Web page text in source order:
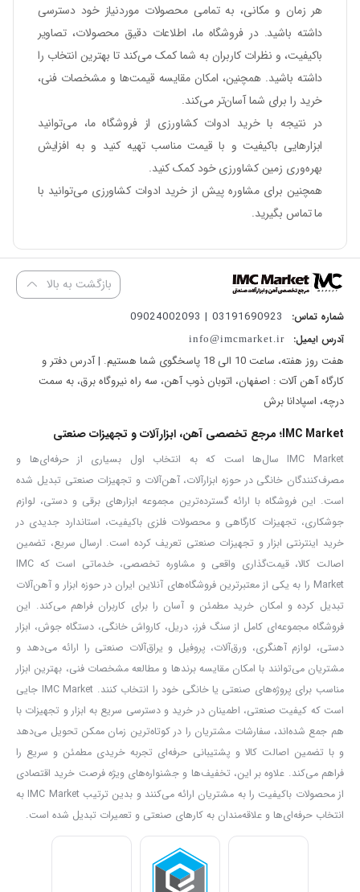
هر زمان و مکانی، به تمامی محصولات موردنیاز خود دسترسی
داشته باشید. در فروشگاه ما، اطلاعات دقیق محصولات، تصاویر
باکیفیت، و نظرات کاربران به شما کمک می‌کند تا بهترین انتخاب را
داشته باشید. همچنین، امکان مقایسه قیمت‌ها و مشخصات فنی،
خرید را برای شما آسان‌تر می‌کند.
در نتیجه باخرید ادوات کشاورزی از فروشگاه ما، می‌توانید
ابزارهایی باکیفیت و با قیمت مناسب تهیه کنید و به افزایش
بهره‌وری زمین کشاورزی خود کمک کنید.
همچنین برای مشاوره پیش از خرید ادوات کشاورزی می‌توانید با
ما تماس بگیرید.
بازگشت به بالا
شماره تماس: 03191690923 | 09024002093
آدرس ایمیل: info@imcmarket.ir
هفت روز هفته، ساعت 10 الی 18 پاسخگوی شما هستیم. | آدرس دفتر و
کارگاه آهن آلات : اصفهان، اتوبان ذوب آهن، سه راه نیروگاه برق، به سمت
درچه، اسپادانا برش
IMC Market؛ مرجع تخصصی آهن، ابزارآلات و تجهیزات صنعتی
IMC Market سال‌ها است که به انتخاب اول بسیاری از حرفه‌ای‌ها و
مصرف‌کنندگان خانگی در حوزه ابزارآلات، آهن‌آلات و تجهیزات صنعتی تبدیل شده
است. این فروشگاه با ارائه گسترده‌ترین مجموعه ابزارهای برقی و دستی، لوازم
جوشکاری، تجهیزات کارگاهی و محصولات فلزی باکیفیت، استاندارد جدیدی در
خرید اینترنتی ابزار و تجهیزات صنعتی تعریف کرده است. ارسال سریع، تضمین
اصالت کالا، قیمت‌گذاری واقعی و مشاوره تخصصی، خدماتی است که IMC
Market را به یکی از معتبرترین فروشگاه‌های آنلاین ایران در حوزه ابزار و آهن‌آلات
تبدیل کرده و امکان خرید مطمئن و آسان را برای کاربران فراهم می‌کند. این
فروشگاه مجموعه‌ای کامل از سنگ فرز، دریل، کارواش خانگی، دستگاه جوش، ابزار
دستی، لوازم آهنگری، ورق‌آلات، پروفیل و یراق‌آلات صنعتی را ارائه می‌دهد و
مشتریان می‌توانند با امکان مقایسه برندها و مطالعه مشخصات فنی، بهترین ابزار
مناسب برای پروژه‌های صنعتی یا خانگی خود را انتخاب کنند. IMC Market جایی
است که کیفیت صنعتی، اطمینان در خرید و دسترسی سریع به ابزار و تجهیزات با
هم جمع شده‌اند، سفارشات مشتریان را در کوتاه‌ترین زمان ممکن تحویل می‌دهد
و با تضمین اصالت کالا و پشتیبانی حرفه‌ای تجربه خریدی مطمئن و سریع را
فراهم می‌کند. علاوه بر این، تخفیف‌ها و جشنواره‌های ویژه فرصت خرید اقتصادی
از محصولات باکیفیت را به مشتریان ارائه می‌کنند و بدین ترتیب IMC Market به
انتخاب حرفه‌ای‌ها و علاقه‌مندان به کارهای صنعتی و تعمیرات تبدیل شده است.